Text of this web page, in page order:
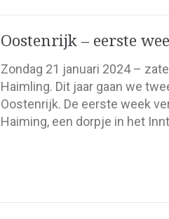
Oostenrijk – eerste
Zondag 21 januari 2024 –
Haimling. Dit jaar gaan we
Oostenrijk. De eerste week
Haiming, een dorpje in het